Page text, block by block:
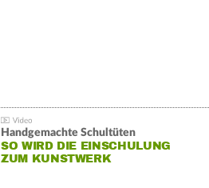
Handgemachte Schultüten
SO WIRD DIE EINSCHULUNG
ZUM KUNSTWERK